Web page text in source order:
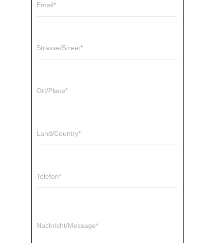
Email*
Strasse/Street*
Ort/Place*
Land/Country*
Telefon*
Nachricht/Message*